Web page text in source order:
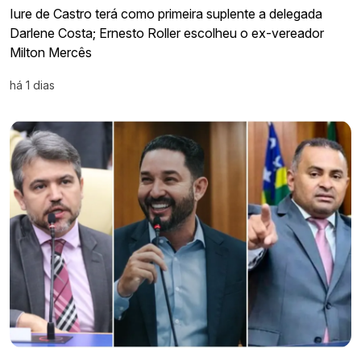
Iure de Castro terá como primeira suplente a delegada
Darlene Costa; Ernesto Roller escolheu o ex-vereador
Milton Mercês
há 1 dias